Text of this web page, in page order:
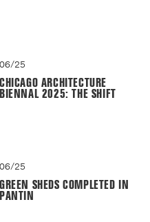
06/25
CHICAGO ARCHITECTURE
BIENNAL 2025: THE SHIFT
06/25
GREEN SHEDS COMPLETED IN
PANTIN